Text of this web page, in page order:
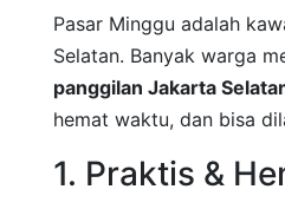
Pasar Minggu adalah
Selatan. Banyak warga
panggilan Jakarta
hemat waktu, dan bisa
1. Praktis &